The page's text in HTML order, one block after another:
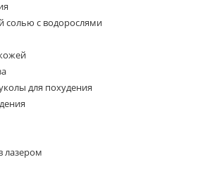
солью с водорослями
для похудения
лазером